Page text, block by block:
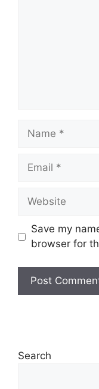
Name
Email
Website
Save my
browser for
Search